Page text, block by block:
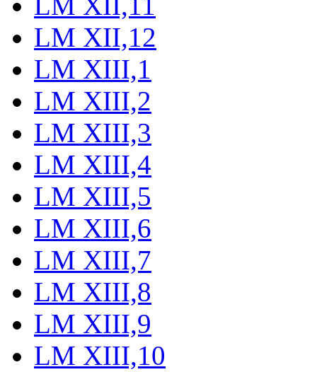
LM XII,12
LM XIII,1
LM XIII,2
LM XIII,3
LM XIII,4
LM XIII,5
LM XIII,6
LM XIII,7
LM XIII,8
LM XIII,9
LM XIII,10